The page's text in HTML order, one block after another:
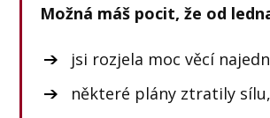
Možná máš pocit, že od
jsi rozjela moc věcí
některé plány ztratily sílu,